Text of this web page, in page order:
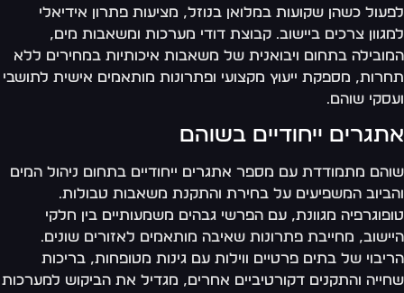
כשהן שקועות במלואן בנוזל, מציעות פתרון אידיאלי
צרכים ביישוב. קבוצת דודי מערכות ומשאבות מים,
בתחום ויבואנית של משאבות איכותיות במחירים ללא
מספקת ייעוץ מקצועי ופתרונות מותאמים אישית לתושבי
שוהם.
ייחודיים בשוהם
מתמודדת עם מספר אתגרים ייחודיים בתחום ניהול המים
המשפיעים על בחירת והתקנת משאבות טבולות.
מגוונת, עם הפרשי גבהים משמעותיים בין חלקי
מחייבת פתרונות שאיבה מותאמים לאזורים שונים.
של בתים פרטיים ווילות עם גינות מטופחות, בריכות
והתקנים דקורטיביים אחרים, מגדיל את הביקוש למערכות